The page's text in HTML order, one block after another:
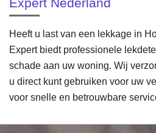
Heeft u last van een lekkage in
Expert biedt professionele
schade aan uw woning. Wij
u direct kunt gebruiken voor uw
voor snelle en betrouwbare